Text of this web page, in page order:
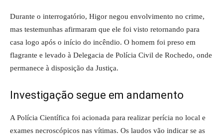
Durante o interrogatório, Higor negou envolvimento no crime,
mas testemunhas afirmaram que ele foi visto retornando para
casa logo após o início do incêndio. O homem foi preso em
flagrante e levado à Delegacia de Polícia Civil de Rochedo, onde
permanece à disposição da Justiça.
Investigação segue em andamento
A Polícia Científica foi acionada para realizar perícia no local e
exames necroscópicos nas vítimas. Os laudos vão indicar se as